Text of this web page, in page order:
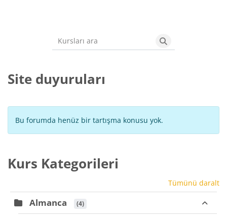
Kursları ara
Kursları ara
Site duyuruları
Bu forumda henüz bir tartışma konusu yok.
Kurs Kategorileri
Tümünü daralt
Almanca (4)